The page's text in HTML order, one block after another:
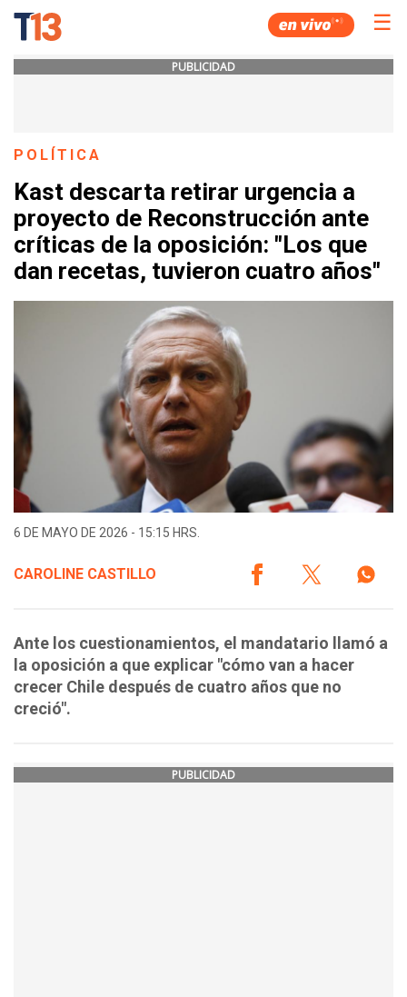
☰
PUBLICIDAD
POLÍTICA
Kast descarta retirar urgencia a
proyecto de Reconstrucción ante
críticas de la oposición: "Los que
dan recetas, tuvieron cuatro años"
6 DE MAYO DE 2026 - 15:15 HRS.
CAROLINE CASTILLO
Ante los cuestionamientos, el mandatario llamó a
la oposición a que explicar "cómo van a hacer
crecer Chile después de cuatro años que no
creció".
PUBLICIDAD